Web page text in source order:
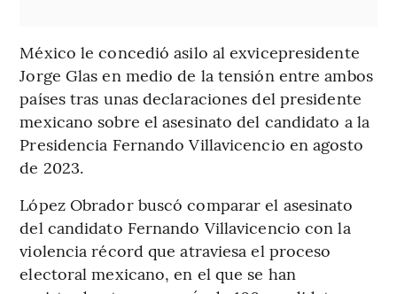
México le concedió asilo al exvicepresidente
Jorge Glas en medio de la tensión entre ambos
países tras unas declaraciones del presidente
mexicano sobre el asesinato del candidato a la
Presidencia Fernando Villavicencio en agosto
de 2023.
López Obrador buscó comparar el asesinato
del candidato Fernando Villavicencio con la
violencia récord que atraviesa el proceso
electoral mexicano, en el que se han